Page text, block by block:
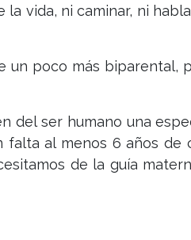
vida, ni caminar, ni
un poco más biparental,
del ser humano una
al menos 6 años de
de la guía